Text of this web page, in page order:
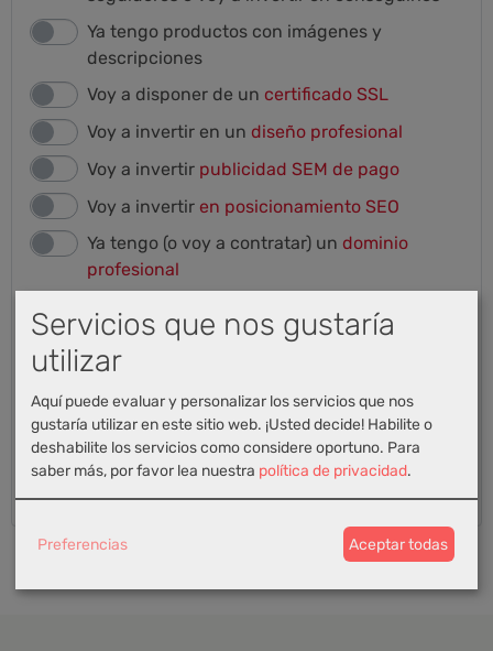
Ya tengo productos con imágenes y
descripciones
Voy a disponer de un certificado SSL
Voy a invertir en un diseño profesional
Voy a invertir publicidad SEM de pago
Voy a invertir en posicionamiento SEO
Ya tengo (o voy a contratar) un dominio
profesional
Tiempo estimado para empezar a vender:
días *
Esta cifra es una cifra aproximada basada en las estadísticas de
miles de tiendas online, y depende en último caso de muchos
factores tales como el sector y competencia del negocio, calidad y
precio del producto, características de la tienda online, etc.
Servicios que nos gustaría
utilizar
Aquí puede evaluar y personalizar los servicios que nos
gustaría utilizar en este sitio web. ¡Usted decide! Habilite o
deshabilite los servicios como considere oportuno. Para
saber más, por favor lea nuestra política de privacidad.
Preferencias Aceptar todas